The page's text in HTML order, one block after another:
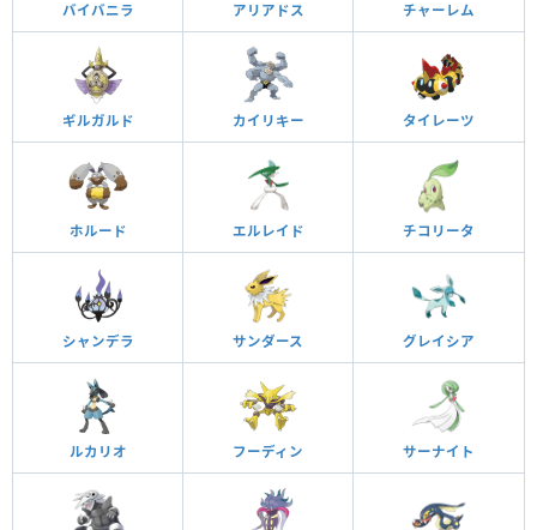
バイバニラ アリアドス チャーレム
ギルガルド カイリキー タイレーツ
ホルード エルレイド チコリータ
シャンデラ サンダース グレイシア
ルカリオ フーディン サーナイト